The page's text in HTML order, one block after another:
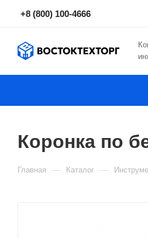
+8 (800) 100-4666
Коронка по
Главная — Каталог —